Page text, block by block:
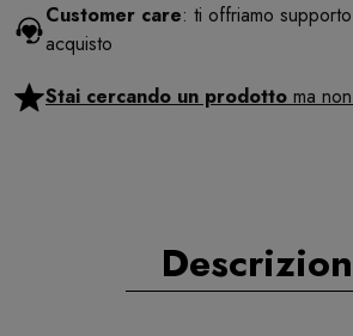
Customer care: ti offriamo
acquisto
Stai cercando un prodotto ma